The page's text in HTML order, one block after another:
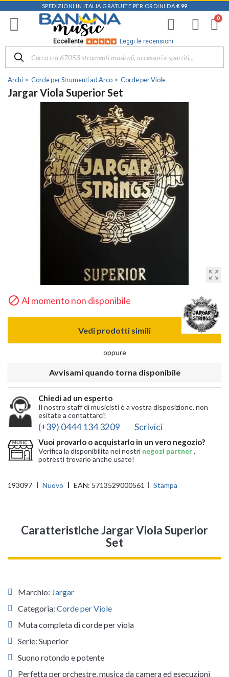
SPEDIZIONI IN ITALIA GRATUITE PER ORDINI DA € 99
Eccellente Leggi le recensioni
Archi Corde per Strumenti ad Arco Corde per Viole
Jargar Viola Superior Set
zoom_out_map
 Al momento non disponibile
Vedi prodotti simili
oppure
Avvisami quando torna disponibile
Chiedi ad un esperto
Il nostro staff di musicisti è a vostra disposizione, non
esitate a contattarci!
(+39) 0444 134 3209 Scrivici
Vuoi provarlo o acquistarlo in un vero negozio?
Verifica la disponibilita nei nostri negozi partner,
potresti trovarlo anche usato!
193097 Nuovo EAN: 5713529000561 Stampa
Caratteristiche Jargar Viola Superior
Set
Marchio: Jargar
Categoria: Corde per Viole
Muta completa di corde per viola
Serie: Superior
Suono rotondo e potente
Perfetta per orchestre, musica da camera ed esecuzioni